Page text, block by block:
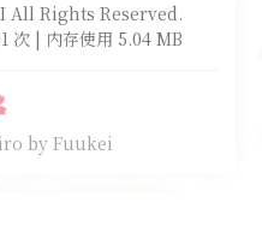
All Rights Reserved.
次 | 内存使用 5.04 MB
by Fuukei